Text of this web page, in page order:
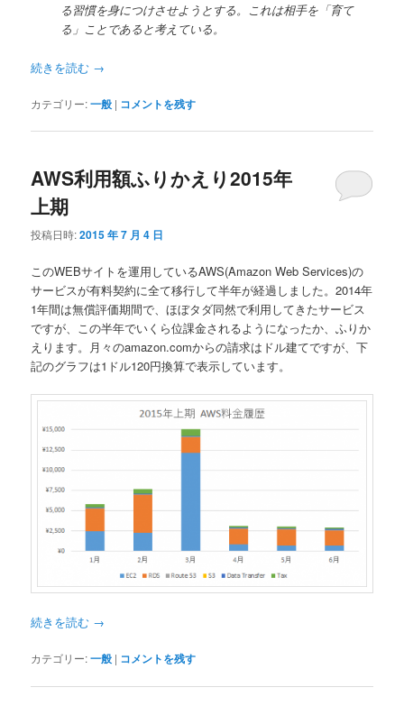
る習慣を身につけさせようとする。これは相手を「育て
る」ことであると考えている。
続きを読む →
カテゴリー:一般 | コメントを残す
AWS利用額ふりかえり2015年
上期
投稿日時:2015 年 7 月 4 日
このWEBサイトを運用しているAWS(Amazon Web Services)の
サービスが有料契約に全て移行して半年が経過しました。2014年
1年間は無償評価期間で、ほぼタダ同然で利用してきたサービス
ですが、この半年でいくら位課金されるようになったか、ふりか
えります。月々のamazon.comからの請求はドル建てですが、下
記のグラフは1ドル120円換算で表示しています。
続きを読む →
カテゴリー:一般 | コメントを残す